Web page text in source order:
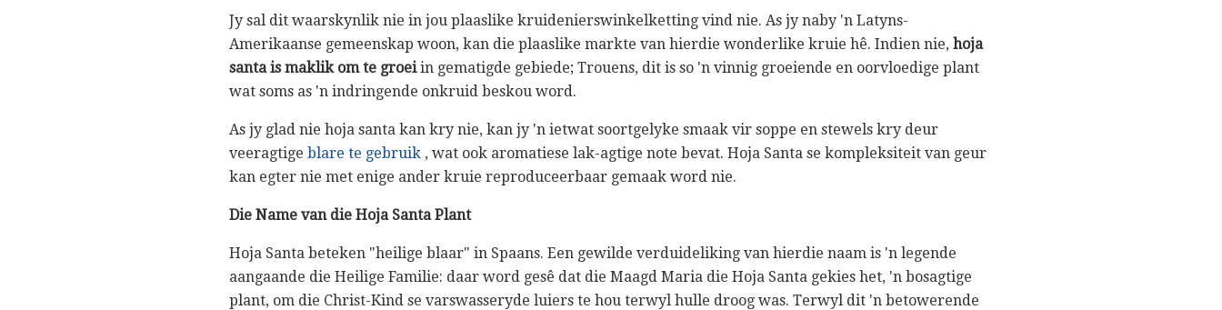
Jy sal dit waarskynlik nie in jou plaaslike kruidenierswinkelketting vind nie. As jy naby 'n Latyns-
Amerikaanse gemeenskap woon, kan die plaaslike markte van hierdie wonderlike kruie hê. Indien nie, hoja
santa is maklik om te groeiin gematigde gebiede; Trouens, dit is so 'n vinnig groeiende en oorvloedige plant
wat soms as 'n indringende onkruid beskou word.
As jy glad nie hoja santa kan kry nie, kan jy 'n ietwat soortgelyke smaak vir soppe en stewels kry deur
veeragtige blare te gebruik , wat ook aromatiese lak-agtige note bevat. Hoja Santa se kompleksiteit van geur
kan egter nie met enige ander kruie reproduceerbaar gemaak word nie.
Die Name van die Hoja Santa Plant
Hoja Santa beteken "heilige blaar" in Spaans. Een gewilde verduideliking van hierdie naam is 'n legende
aangaande die Heilige Familie: daar word gesê dat die Maagd Maria die Hoja Santa gekies het, 'n bosagtige
plant, om die Christ-Kind se varswasseryde luiers te hou terwyl hulle droog was. Terwyl dit 'n betowerende